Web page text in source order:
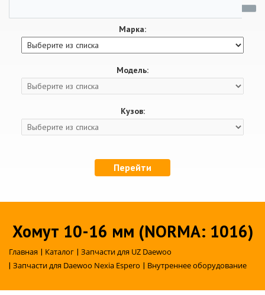
Марка:
Модель:
Кузов:
Перейти
Хомут 10-16 мм (NORMA: 1016)
Главная | Каталог | Запчасти для UZ Daewoo
| Запчасти для Daewoo Nexia Espero | Внутреннее оборудование